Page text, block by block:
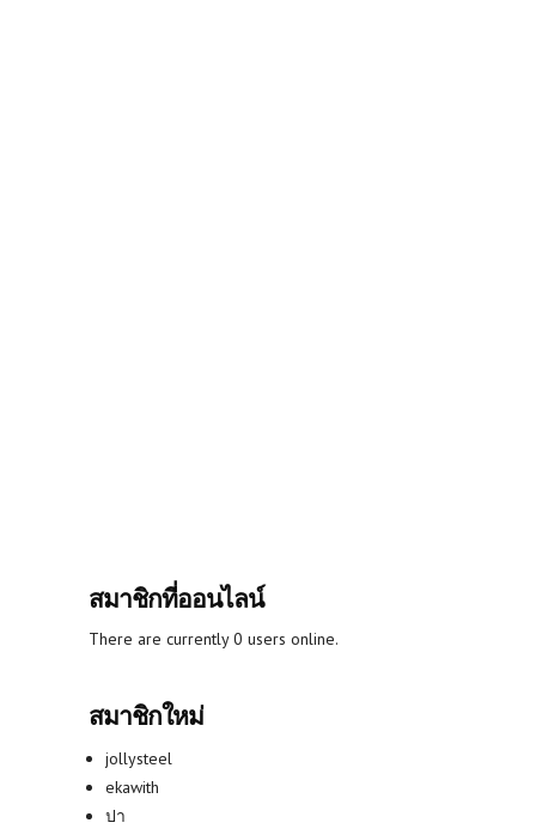
สมาชิกที่ออนไลน์
There are currently 0 users online.
สมาชิกใหม่
jollysteel
ekawith
ปา